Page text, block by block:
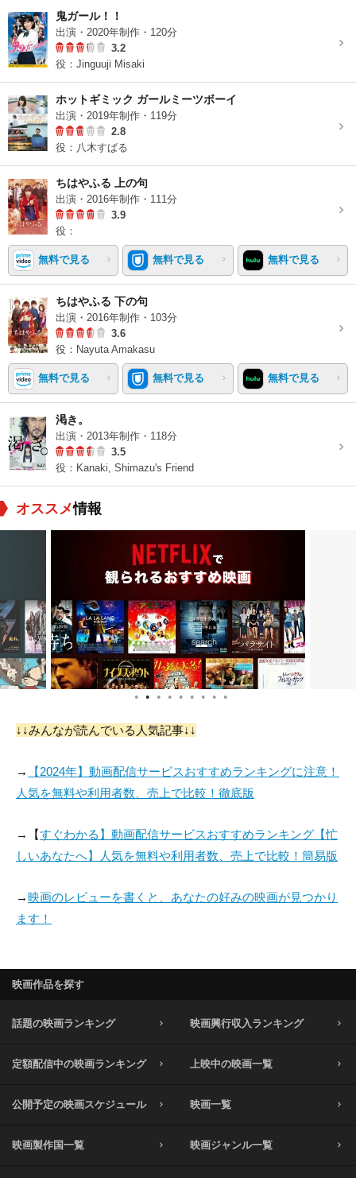
鬼ガール！！
出演・2020年制作・120分
3.2
役：Jinguuji Misaki
ホットギミック ガールミーツボーイ
出演・2019年制作・119分
2.8
役：八木すばる
ちはやふる 上の句
出演・2016年制作・111分
3.9
役：
無料で見る 無料で見る 無料で見る
ちはやふる 下の句
出演・2016年制作・103分
3.6
役：Nayuta Amakasu
無料で見る 無料で見る 無料で見る
渇き。
出演・2013年制作・118分
3.5
役：Kanaki, Shimazu's Friend
オススメ情報
● ● ● ● ● ● ● ● ●
↓↓みんなが読んでいる人気記事↓↓
→
【2024年】動画配信サービスおすすめランキングに注意！
人気を無料や利用者数、売上で比較！徹底版
→【すぐわかる】動画配信サービスおすすめランキング【忙
しいあなたへ】人気を無料や利用者数、売上で比較！簡易版
→映画のレビューを書くと、あなたの好みの映画が見つかり
ます！
映画作品を探す
話題の映画ランキング 映画興行収入ランキング
定額配信中の映画ランキング 上映中の映画一覧
公開予定の映画スケジュール 映画一覧
映画製作国一覧 映画ジャンル一覧